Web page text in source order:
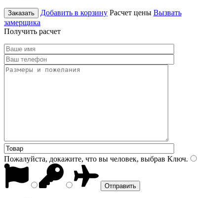
Заказать Добавить в корзину Расчет цены Вызвать
замерщика
Получить расчет
Пожалуйста, докажите, что вы человек, выбрав Ключ.